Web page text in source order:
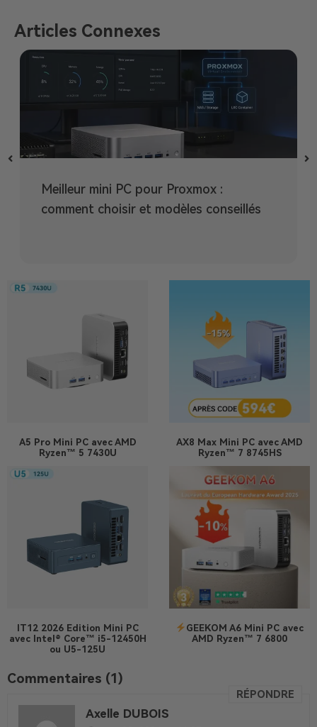
Articles Connexes
Meilleur mini PC pour Proxmox :
comment choisir et modèles conseillés
A5 ProMini PC avec AMD
Ryzen™ 5 7430U
AX8 Max Mini PC avec AMD
Ryzen™ 7 8745HS
IT12 2026 Edition Mini PC
avec Intel® Core™ i5-12450H
ou U5-125U
GEEKOM A6 Mini PC avec
AMD Ryzen™ 7 6800
Commentaires (1)
Axelle DUBOIS
RÉPONDRE